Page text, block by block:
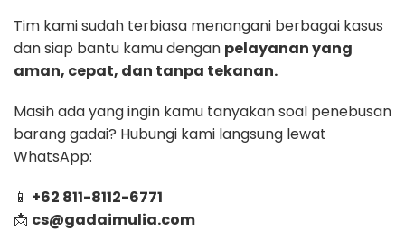
Tim kami sudah terbiasa menangani berbagai kasus
dan siap bantu kamu dengan pelayanan yang
aman, cepat, dan tanpa tekanan.
Masih ada yang ingin kamu tanyakan soal penebusan
barang gadai? Hubungi kami langsung lewat
WhatsApp:
📱 +62 811-8112-6771
📩 cs@gadaimulia.com